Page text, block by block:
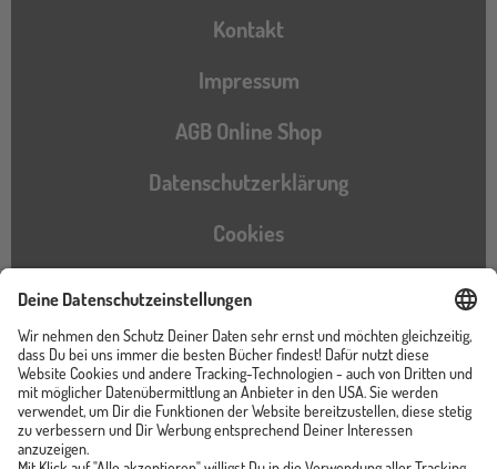
Kontakt
Impressum
AGB Online Shop
Datenschutzerklärung
Cookies
Barrierefreiheitserklärung
Instagram
TikTokPinterestYouTubeFacebook